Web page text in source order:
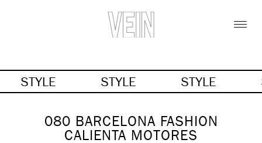
STYLE STYLE STYLE
080 BARCELONA FASHION
CALIENTA MOTORES